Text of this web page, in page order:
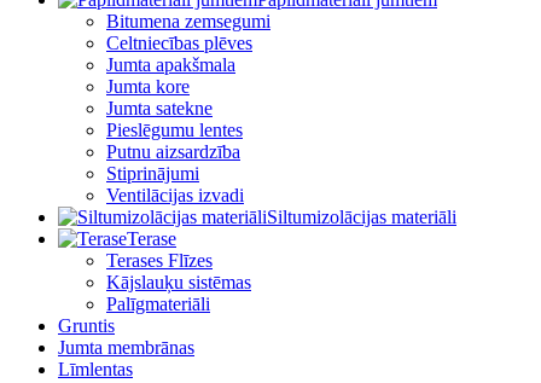
Bitumena zemsegumi
Celtniecības plēves
Jumta apakšmala
Jumta kore
Jumta satekne
Pieslēgumu lentes
Putnu aizsardzība
Stiprinājumi
Ventilācijas izvadi
Siltumizolācijas materiāli
Terase
Terases Flīzes
Kājslauķu sistēmas
Palīgmateriāli
Gruntis
Jumta membrānas
Līmlentas